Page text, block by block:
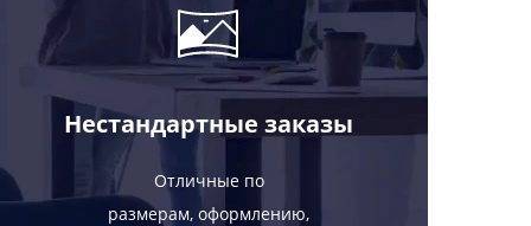
Нестандартные заказы
Отличные по
размерам, оформлению,